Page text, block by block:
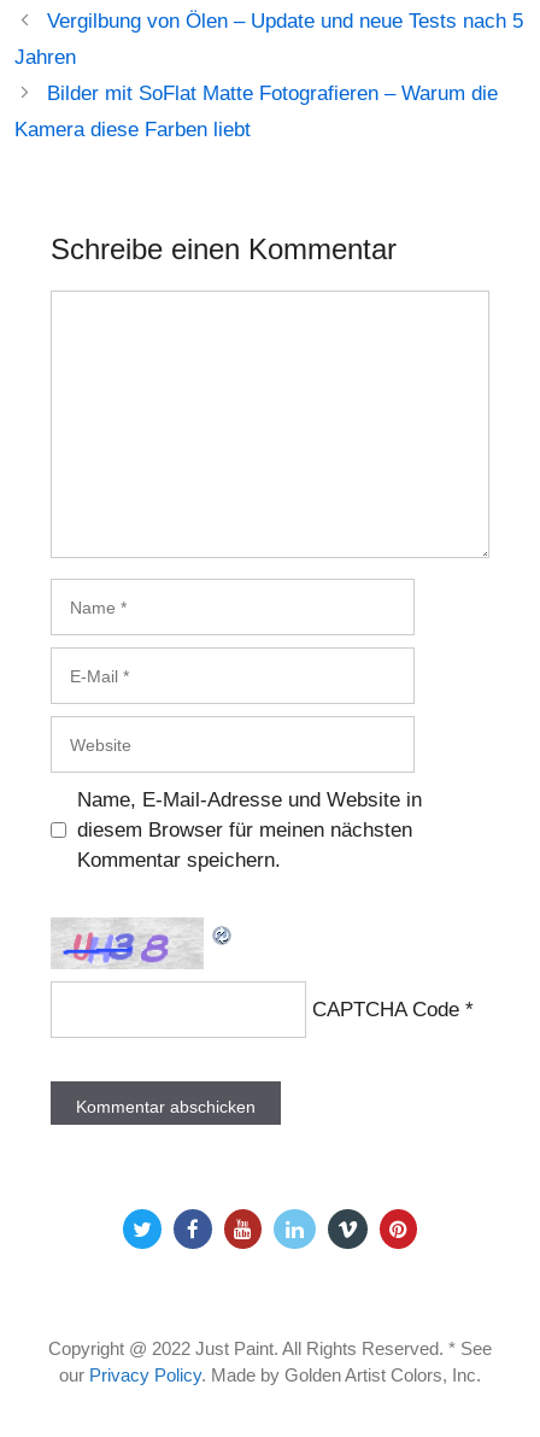
Beitrags-
Navigation
Vergilbung von Ölen – Update und neue Tests nach 5
Jahren
Bilder mit SoFlat Matte Fotografieren – Warum die
Kamera diese Farben liebt
Schreibe einen Kommentar
Name, E-Mail-Adresse und Website in
diesem Browser für meinen nächsten
Kommentar speichern.
CAPTCHA Code *
Copyright @ 2022 Just Paint. All Rights Reserved. * See
our Privacy Policy. Made by Golden Artist Colors, Inc.